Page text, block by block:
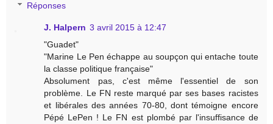
Réponses
J. Halpern 3 avril 2015 à 12:47
"Guadet"
"Marine Le Pen échappe au soupçon qui entache toute
la classe politique française"
Absolument pas, c'est même l'essentiel de son
problème. Le FN reste marqué par ses bases racistes
et libérales des années 70-80, dont témoigne encore
Pépé LePen ! Le FN est plombé par l'insuffisance de